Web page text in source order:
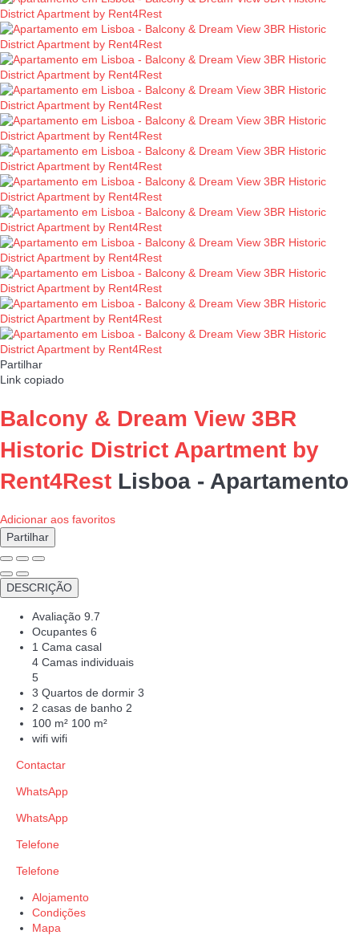
Partilhar
Link copiado
Balcony & Dream View 3BR
Historic District Apartment by
Rent4Rest Lisboa - Apartamento
Adicionar aos favoritos
Partilhar
DESCRIÇÃO
Avaliação 9.7
Ocupantes 6
1 Cama casal
4 Camas individuais
5
3 Quartos de dormir 3
2 casas de banho 2
100 m² 100 m²
wifi wifi
Contactar
WhatsApp
WhatsApp
Telefone
Telefone
Alojamento
Condições
Mapa